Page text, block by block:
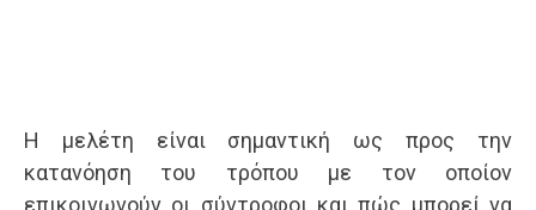
Η μελέτη είναι σημαντική ως προς την
κατανόηση του τρόπου με τον οποίον
επικοινωνούν οι σύντροφοι και πώς μπορεί να